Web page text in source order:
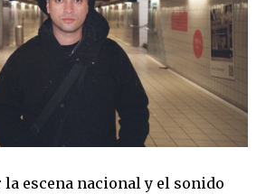
escena nacional y el sonido